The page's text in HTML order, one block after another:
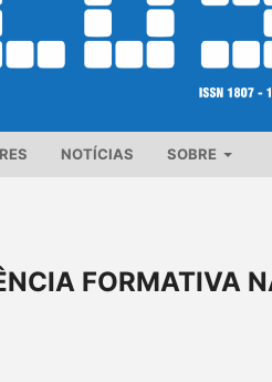
NOTÍCIAS SOBRE
FORMATIVA